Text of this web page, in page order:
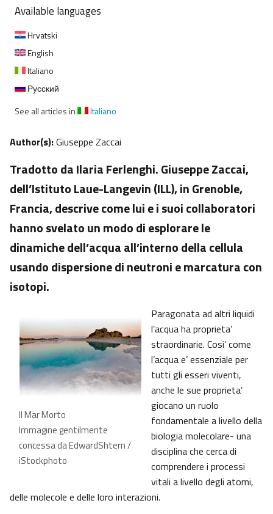
Available languages
Hrvatski
English
Italiano
Русский
See all articles in
Italiano
Author(s):Giuseppe Zaccai
Tradotto da Ilaria Ferlenghi. Giuseppe Zaccai,
dell’Istituto Laue-Langevin (ILL), in Grenoble,
Francia, descrive come lui e i suoi collaboratori
hanno svelato un modo di esplorare le
dinamiche dell’acqua all’interno della cellula
usando dispersione di neutroni e marcatura con
isotopi.
Il Mar Morto
Immagine gentilmente
concessa da EdwardShtern /
iStockphoto
Paragonata ad altri liquidi
l’acqua ha proprieta’
straordinarie. Cosi’ come
l’acqua e’ essenziale per
tutti gli esseri viventi,
anche le sue proprieta’
giocano un ruolo
fondamentale a livello della
biologia molecolare- una
disciplina che cerca di
comprendere i processi
vitali a livello degli atomi,
delle molecole e delle loro interazioni.